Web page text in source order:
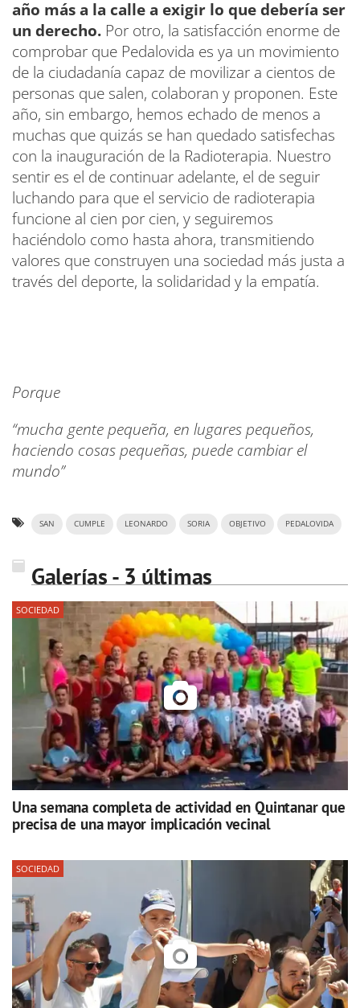
año más a la calle a exigir lo que debería ser
un derecho. Por otro, la satisfacción enorme de
comprobar que Pedalovida es ya un movimiento
de la ciudadanía capaz de movilizar a cientos de
personas que salen, colaboran y proponen. Este
año, sin embargo, hemos echado de menos a
muchas que quizás se han quedado satisfechas
con la inauguración de la Radioterapia. Nuestro
sentir es el de continuar adelante, el de seguir
luchando para que el servicio de radioterapia
funcione al cien por cien, y seguiremos
haciéndolo como hasta ahora, transmitiendo
valores que construyen una sociedad más justa a
través del deporte, la solidaridad y la empatía.
Porque
“mucha gente pequeña, en lugares pequeños,
haciendo cosas pequeñas, puede cambiar el
mundo”
SAN CUMPLE LEONARDO SORIA OBJETIVO PEDALOVIDA
Galerías - 3 últimas
SOCIEDAD
Una semana completa de actividad en Quintanar que
precisa de una mayor implicación vecinal
SOCIEDAD